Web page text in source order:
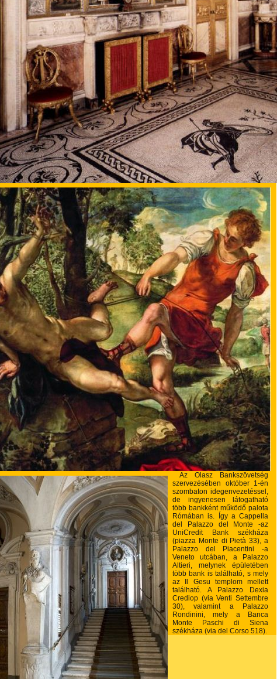
Az Olasz Bankszövetség
szervezésében október 1-én
szombaton idegenvezetéssel,
de ingyenesen látogatható
több bankként működő palota
Rómában is. Így a Cappella
del Palazzo del Monte -az
UniCredit Bank székháza
(piazza Monte di Pietà 33), a
Palazzo del Piacentini -a
Veneto utcában, a Palazzo
Altieri, melynek épületében
több bank is található, s mely
az Il Gesu templom mellett
található. A Palazzo Dexia
Crediop (via Venti Settembre
30), valamint a Palazzo
Rondinini, mely a Banca
Monte Paschi di Siena
székháza (via del Corso 518).